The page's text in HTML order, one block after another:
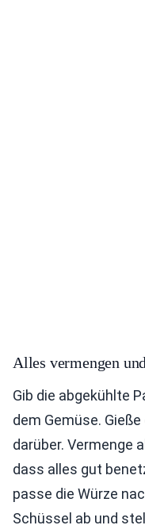
Alles vermengen
Gib die abgekühlte
dem Gemüse.
darüber. Vermenge
dass alles gut
passe die Würze
Schüssel ab und